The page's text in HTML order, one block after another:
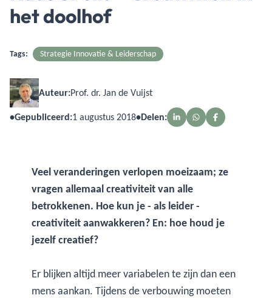
het doolhof
Tags: Strategie Innovatie & Leiderschap
Auteur:Prof. dr. Jan de Vuijst
•Gepubliceerd:1 augustus 2018•Delen:
Veel veranderingen verlopen moeizaam; ze
vragen allemaal creativiteit van alle
betrokkenen. Hoe kun je - als leider -
creativiteit aanwakkeren? En: hoe houd je
jezelf creatief?
Er blijken altijd meer variabelen te zijn dan een
mens aankan. Tijdens de verbouwing moeten